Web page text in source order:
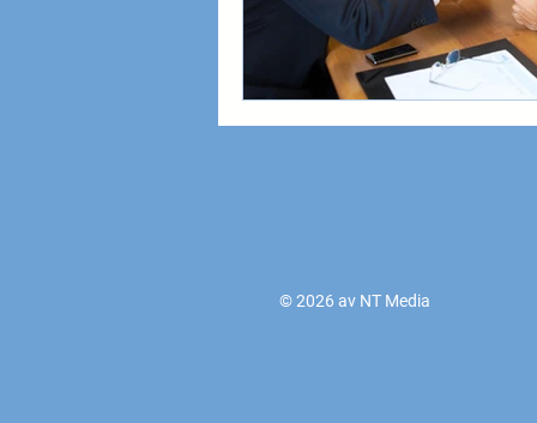
© 2026 av NT Media